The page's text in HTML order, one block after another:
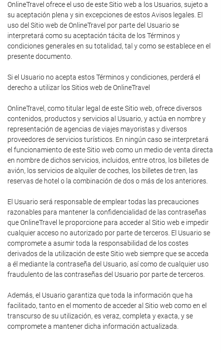
OnlineTravel ofrece el uso de este Sitio web a los Usuarios, sujeto a
su aceptación plena y sin excepciones de estos Avisos legales. El
uso del Sitio web de OnlineTravel por parte del Usuario se
interpretará como su aceptación tácita de los Términos y
condiciones generales en su totalidad, tal y como se establece en el
presente documento.
Si el Usuario no acepta estos Términos y condiciones, perderá el
derecho a utilizar los Sitios web de OnlineTravel
OnlineTravel, como titular legal de este Sitio web, ofrece diversos
contenidos, productos y servicios al Usuario, y actúa en nombre y
representación de agencias de viajes mayoristas y diversos
proveedores de servicios turísticos. En ningún caso se interpretará
el funcionamiento de este Sitio web como un medio de venta directa
en nombre de dichos servicios, incluidos, entre otros, los billetes de
avión, los servicios de alquiler de coches, los billetes de tren, las
reservas de hotel o la combinación de dos o más de los anteriores.
El Usuario será responsable de emplear todas las precauciones
razonables para mantener la confidencialidad de las contraseñas
que OnlineTravel le proporcione para acceder al Sitio web e impedir
cualquier acceso no autorizado por parte de terceros. El Usuario se
compromete a asumir toda la responsabilidad de los costes
derivados de la utilización de este Sitio web siempre que se acceda
a él mediante la contraseña del Usuario, así como de cualquier uso
fraudulento de las contraseñas del Usuario por parte de terceros.
Además, el Usuario garantiza que toda la información que ha
facilitado, tanto en el momento de acceder al Sitio web como en el
transcurso de su utilización, es veraz, completa y exacta, y se
compromete a mantener dicha información actualizada.